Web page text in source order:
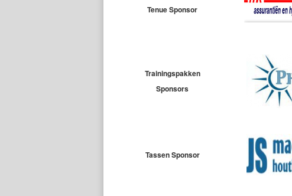
Tenue Sponsor
Trainingspakken
Sponsors
Tassen Sponsor